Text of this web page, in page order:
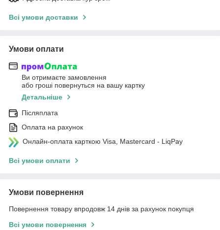
Всі умови доставки
Умови оплати
Ви отримаєте замовлення
або гроші повернуться на вашу картку
Детальніше
Післяплата
Оплата на рахунок
Онлайн-оплата карткою Visa, Mastercard - LiqPay
Всі умови оплати
Умови повернення
Повернення товару впродовж 14 днів за рахунок покупця
Всі умови повернення